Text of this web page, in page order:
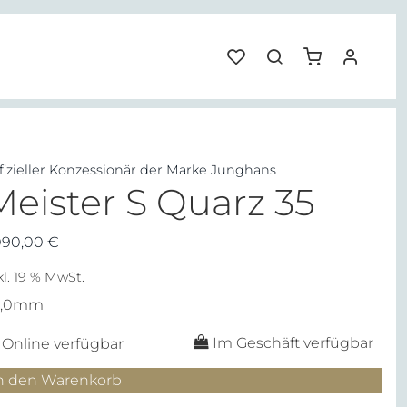
Konzessionär der Marke Junghans
S Quarz 35
€
19 % MwSt.
Online verfügbar
Im Geschäft verfügbar
den Warenkorb